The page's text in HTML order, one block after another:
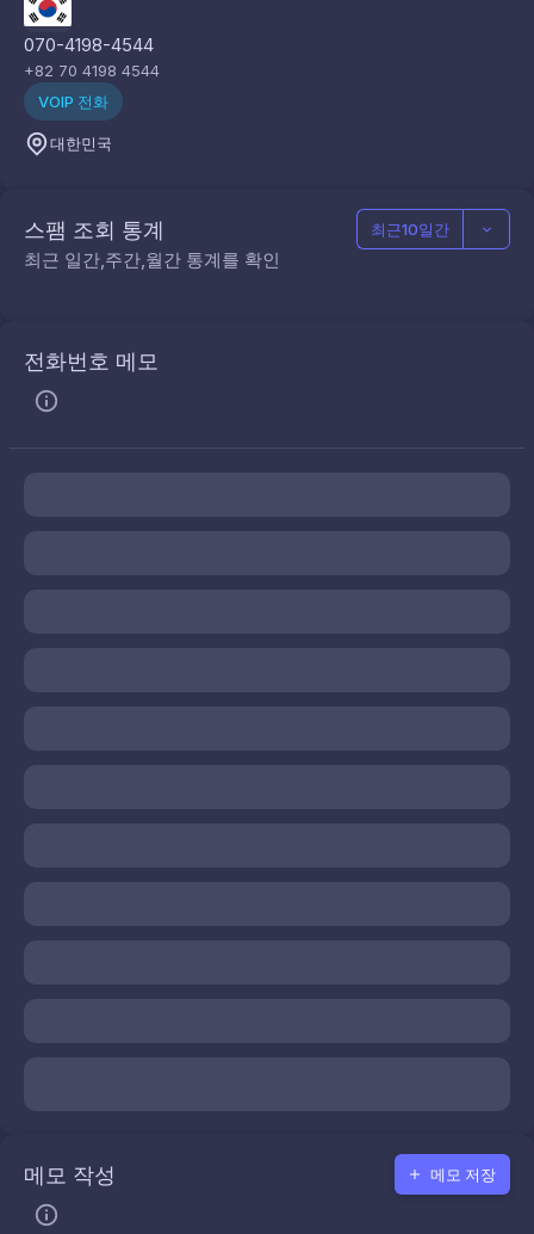
070-4198-4544
+82 70 4198 4544
VOIP 전화
대한민국
스팸 조회 통계
최근 일간,주간,월간 통계를 확인
최근10일간
전화번호 메모
메모 작성 메모 저장